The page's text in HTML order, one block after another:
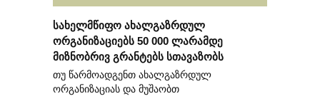
სახელმწიფო ახალგაზრდულ
ორგანიზაციებს 50 000 ლარამდე
მიზნობრივ გრანტებს სთავაზობს
თუ წარმოადგენთ ახალგაზრდულ
ორგანიზაციას და მუშაობთ